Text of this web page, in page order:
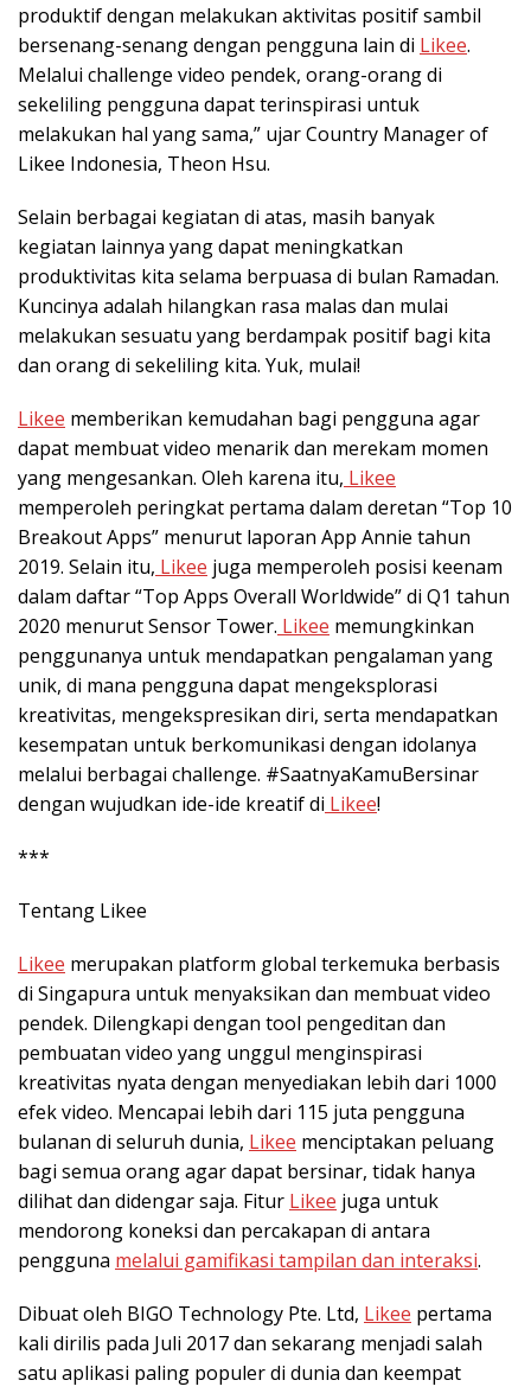
produktif dengan melakukan aktivitas positif sambil
bersenang-senang dengan pengguna lain di Likee.
Melalui challenge video pendek, orang-orang di
sekeliling pengguna dapat terinspirasi untuk
melakukan hal yang sama,” ujar Country Manager of
Likee Indonesia, Theon Hsu.
Selain berbagai kegiatan di atas, masih banyak
kegiatan lainnya yang dapat meningkatkan
produktivitas kita selama berpuasa di bulan Ramadan.
Kuncinya adalah hilangkan rasa malas dan mulai
melakukan sesuatu yang berdampak positif bagi kita
dan orang di sekeliling kita. Yuk, mulai!
Likee memberikan kemudahan bagi pengguna agar
dapat membuat video menarik dan merekam momen
yang mengesankan. Oleh karena itu, Likee
memperoleh peringkat pertama dalam deretan “Top 10
Breakout Apps” menurut laporan App Annie tahun
2019. Selain itu, Likee juga memperoleh posisi keenam
dalam daftar “Top Apps Overall Worldwide” di Q1 tahun
2020 menurut Sensor Tower. Likee memungkinkan
penggunanya untuk mendapatkan pengalaman yang
unik, di mana pengguna dapat mengeksplorasi
kreativitas, mengekspresikan diri, serta mendapatkan
kesempatan untuk berkomunikasi dengan idolanya
melalui berbagai challenge. #SaatnyaKamuBersinar
dengan wujudkan ide-ide kreatif di Likee!
***
Tentang Likee
Likee merupakan platform global terkemuka berbasis
di Singapura untuk menyaksikan dan membuat video
pendek. Dilengkapi dengan tool pengeditan dan
pembuatan video yang unggul menginspirasi
kreativitas nyata dengan menyediakan lebih dari 1000
efek video. Mencapai lebih dari 115 juta pengguna
bulanan di seluruh dunia, Likee menciptakan peluang
bagi semua orang agar dapat bersinar, tidak hanya
dilihat dan didengar saja. Fitur Likee juga untuk
mendorong koneksi dan percakapan di antara
pengguna melalui gamifikasi tampilan dan interaksi.
Dibuat oleh BIGO Technology Pte. Ltd, Likee pertama
kali dirilis pada Juli 2017 dan sekarang menjadi salah
satu aplikasi paling populer di dunia dan keempat